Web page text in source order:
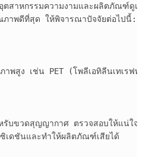
สาหกรรมความงามและผลิตภัณฑ์ดู
าพดีที่สุด ให้พิจารณาปัจจัยต่อไปนี้:
าพสูง เช่น PET (โพลีเอทิลีนเทเร
รับขวดสุญญากาศ ตรวจสอบให้แน่ใจว่
เดชันและทำให้ผลิตภัณฑ์เสียได้